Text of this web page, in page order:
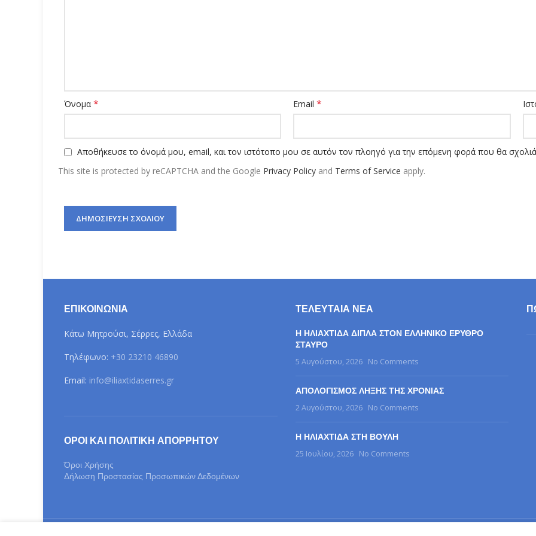
Όνομα * Email*
Αποθήκευσε το όνομά μου, email, και τον ιστότοπο μου σε αυτόν τον πλοηγό για την επόμενη φορά που θα
This site is protected by reCAPTCHA and the Google Privacy Policy and Terms of Service apply.
ΕΠΙΚΟΙΝΩΝΊΑ
Κάτω Μητρούσι, Σέρρες, Ελλάδα
Τηλέφωνο: +30 23210 46890
Email: info@iliaxtidaserres.gr
ΌΡΟΙ ΚΑΙ ΠΟΛΙΤΙΚΉ ΑΠΟΡΡΉΤΟΥ
Όροι Χρήσης
Δήλωση Προστασίας Προσωπικών Δεδομένων
ΤΕΛΕΥΤΑΊΑ ΝΈΑ
Η ΗΛΙΑΧΤΙΔΑ ΔΙΠΛΑ ΣΤΟΝ ΕΛΛΗΝΙΚΟ ΕΡΥΘΡΟ
ΣΤΑΥΡΟ
5 Αυγούστου, 2026 No Comments
ΑΠΟΛΟΓΙΣΜΟΣ ΛΗΞΗΣ ΤΗΣ ΧΡΟΝΙΑΣ
2 Αυγούστου, 2026 No Comments
Η ΗΛΙΑΧΤΙΔΑ ΣΤΗ ΒΟΥΛΗ
25 Ιουλίου, 2026 No Comments